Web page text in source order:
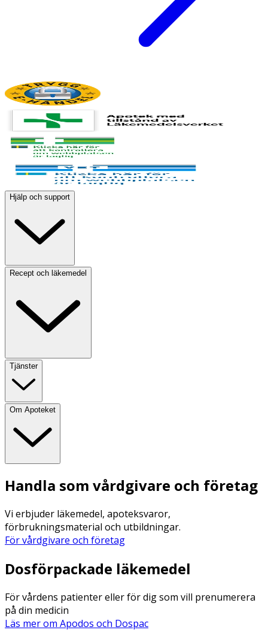
Hjälp och support
Recept och läkemedel
Tjänster
Om Apoteket
Handla som vårdgivare och företag
Vi erbjuder läkemedel, apoteksvaror,
förbrukningsmaterial och utbildningar.
För vårdgivare och företag
Dosförpackade läkemedel
För vårdens patienter eller för dig som vill prenumerera
på din medicin
Läs mer om Apodos och Dospac